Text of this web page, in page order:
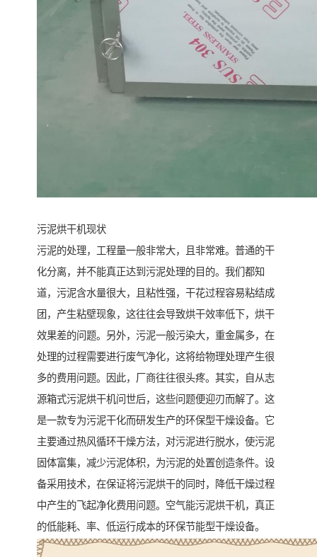
污泥烘干机现状
污泥的处理，工程量一般非常大，且非常难。普通的干
化分离，并不能真正达到污泥处理的目的。我们都知
道，污泥含水量很大，且粘性强，干花过程容易粘结成
团，产生粘壁现象，这往往会导致烘干效率低下，烘干
效果差的问题。另外，污泥一般污染大，重金属多，在
处理的过程需要进行废气净化，这将给物理处理产生很
多的费用问题。因此，厂商往往很头疼。其实，自从志
源箱式污泥烘干机问世后，这些问题便迎刃而解了。这
是一款专为污泥干化而研发生产的环保型干燥设备。它
主要通过热风循环干燥方法，对污泥进行脱水，使污泥
固体富集，减少污泥体积，为污泥的处置创造条件。设
备采用技术，在保证将污泥烘干的同时，降低干燥过程
中产生的飞起净化费用问题。空气能污泥烘干机，真正
的低能耗、率、低运行成本的环保节能型干燥设备。